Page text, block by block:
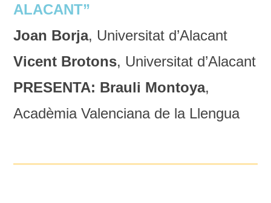
ALACANT”
Joan Borja, Universitat d’Alacant
Vicent Brotons, Universitat d’Alacant
PRESENTA: Brauli Montoya,
Acadèmia Valenciana de la Llengua